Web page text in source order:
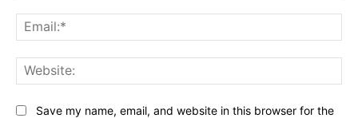
Save my name, email, and website in this browser for the